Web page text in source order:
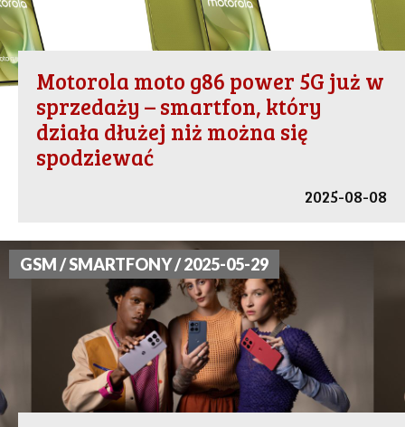
Motorola moto g86 power 5G już w
sprzedaży – smartfon, który
działa dłużej niż można się
spodziewać
2025-08-08
GSM / SMARTFONY / 2025-05-29